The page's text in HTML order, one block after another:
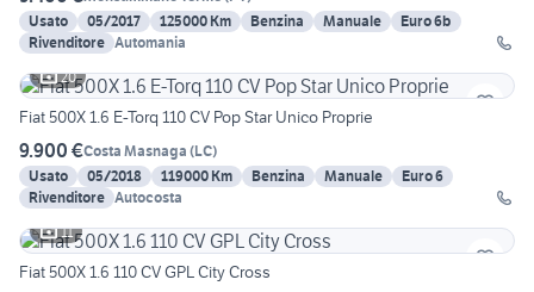
Usato
05/2017 125000 Km Benzina Manuale
Euro 6b
Rivenditore Automania
20
Fiat 500X 1.6 E-Torq 110 CV Pop Star Unico Proprie
9.900 €Costa Masnaga (LC)
Usato
05/2018 119000 Km Benzina Manuale
Euro 6
Rivenditore Autocosta
11
Fiat 500X 1.6 110 CV GPL City Cross